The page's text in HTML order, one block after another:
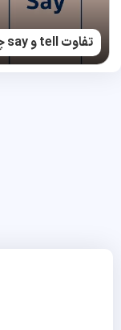
تفاوت tell و say چیست؟